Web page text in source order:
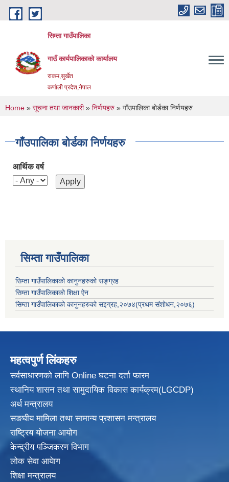
Skip to main content
सिम्ता गाउँपालिका
गाउँ कार्यपालिकाको कार्यालय
राकम,सुर्खेत
कर्णाली प्रदेश,नेपाल
You are here
Home » सूचना तथा जानकारी» निर्णयहरु » गाँउपालिका बोर्डका निर्णयहरु
गाँउपालिका बोर्डका निर्णयहरु
आर्थिक वर्ष
सिम्ता गाउँपालिका
सिम्ता गाउँपालिकाको कानुनहरुको सङ्ग्रह
सिम्ता गाउँपालिकाको शिक्षा ऐन
सिम्ता गाउँपालिकाको कानुनहरुको सइग्रह,२०७४(प्रथम संशोधन,२०७६)
महत्वपुर्ण लिंकहरु
सर्वसाधारणको लागि Online घटना दर्ता फारम
स्थानिय शासन तथा सामुदायिक विकासकार्यक्रम(LGCDP)
अर्थ मन्त्रालय
सङघीय मामिला तथा सामान्य प्रशासन मन्त्रालय
राष्ट्रिय योजना आयोग
केन्द्रीय पञ्जिकरण विभाग
लोक सेवा आयेाग
शिक्षा मन्त्रालय